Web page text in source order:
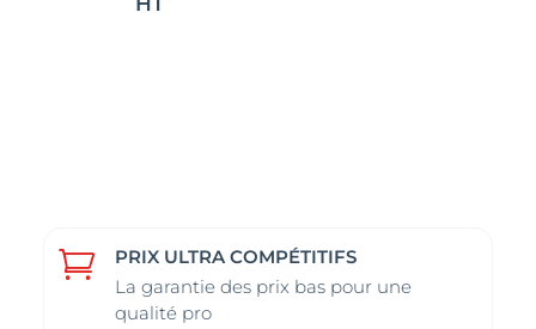
choisies
choisies

PRIX ULTRA COMPÉTITIFS
La garantie des prix bas pour une
qualité pro